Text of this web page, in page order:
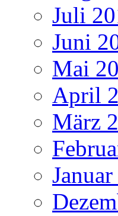
Juli
Juni
Mai
April
März